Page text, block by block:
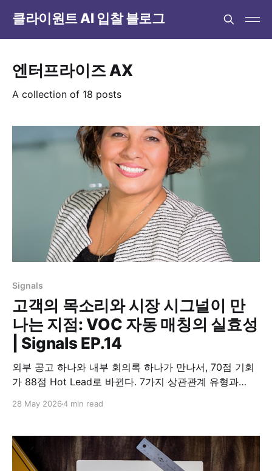
클라이원트 AI 입찰 블로그
엔터프라이즈 AX
A collection of 18 posts
Signals
고객의 목소리와 시장 시그널이 만
나는 지점: VOC 자동 매칭의 실효성
| Signals EP.14
외부 공고 하나와 내부 회의록 하나가 만나서, 70점 기회
가 88점 Hot Lead로 바뀐다. 7가지 상관관계 유형과
28 May 20264 min read